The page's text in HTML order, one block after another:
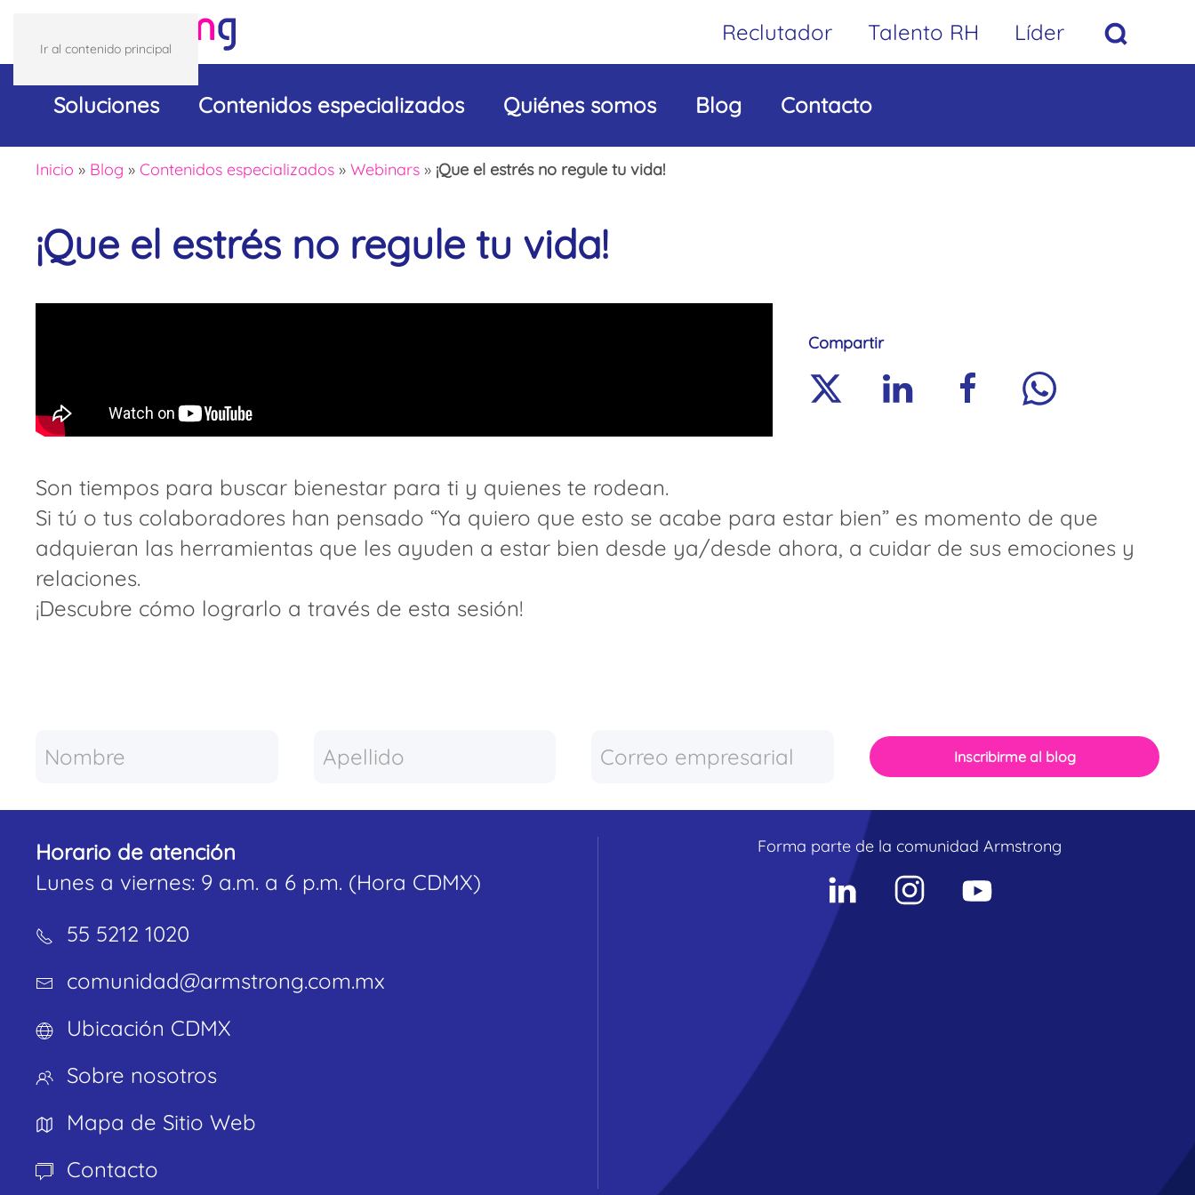
Ir al contenido principal
Reclutador Talento RH Líder
Soluciones Contenidos especializados Quiénes somos Blog Contacto
Inicio » Blog » Contenidos especializados » Webinars » ¡Que el estrés no regule tu vida!
¡Que el estrés no regule tu vida!
Compartir
Son tiempos para buscar bienestar para ti y quienes te rodean.
Si tú o tus colaboradores han pensado “Ya quiero que esto se acabe para estar bien” es momento de que
adquieran las herramientas que les ayuden a estar bien desde ya/desde ahora, a cuidar de sus emociones y
relaciones.
¡Descubre cómo lograrlo a través de esta sesión!
Inscribirme al blog
Horario de atención
Lunes a viernes: 9 a.m. a 6 p.m. (Hora CDMX)
55 5212 1020
comunidad@armstrong.com.mx
Ubicación CDMX
Sobre nosotros
Mapa de Sitio Web
Contacto
Forma parte de la comunidad Armstrong